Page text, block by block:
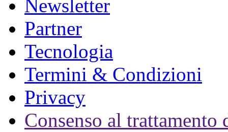
Newsletter
Partner
Tecnologia
Termini & Condizioni
Privacy
Consenso al trattamento